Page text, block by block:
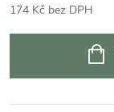
174 Kč bez DPH